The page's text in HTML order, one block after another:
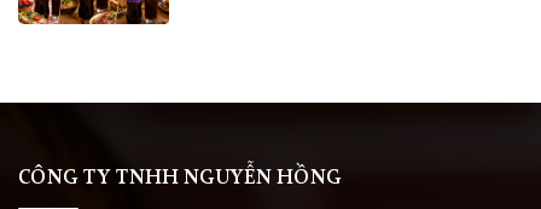
CÔNG TY TNHH NGUYỄN HỒNG